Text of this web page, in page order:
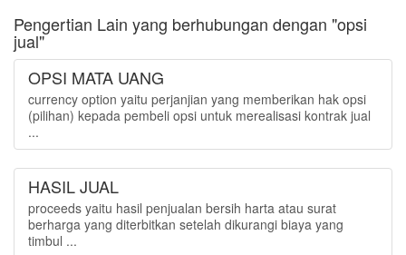
Pengertian Lain yang berhubungan dengan "opsi
jual"
OPSI MATA UANG
currency option yaitu perjanjian yang memberikan hak opsi
(pilihan) kepada pembeli opsi untuk merealisasi kontrak jual
...
HASIL JUAL
proceeds yaitu hasil penjualan bersih harta atau surat
berharga yang diterbitkan setelah dikurangi biaya yang
timbul ...